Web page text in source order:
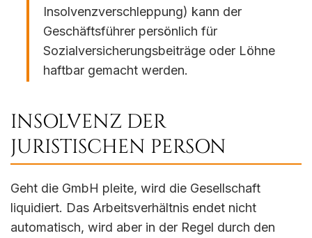
Insolvenzverschleppung) kann der
Geschäftsführer persönlich für
Sozialversicherungsbeiträge oder Löhne
haftbar gemacht werden.
INSOLVENZ DER
JURISTISCHEN PERSON
Geht die GmbH pleite, wird die Gesellschaft
liquidiert. Das Arbeitsverhältnis endet nicht
automatisch, wird aber in der Regel durch den